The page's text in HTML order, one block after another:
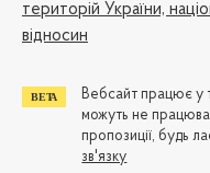
територій України,
відносин
Вебсайт працює у
можуть не
пропозиції, будь
зв'язку